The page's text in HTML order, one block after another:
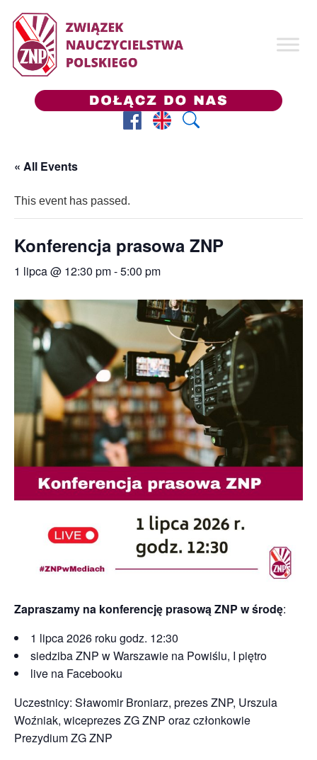
FacebookPrezes ZNP
Wyszukaj
« All Events
This event has passed.
Konferencja prasowa ZNP
1 lipca @ 12:30 pm-5:00 pm
Zapraszamy na konferencję prasową ZNP w środę:
1 lipca 2026 roku godz. 12:30
siedziba ZNP w Warszawie na Powiślu, I piętro
live na Facebooku
Uczestnicy: Sławomir Broniarz, prezes ZNP, Urszula
Woźniak, wiceprezes ZG ZNP oraz członkowie
Prezydium ZG ZNP